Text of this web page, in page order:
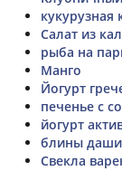
кукурузная
Салат из
рыба на
Манго
Йогурт
печенье с
йогурт
блины
Свекла